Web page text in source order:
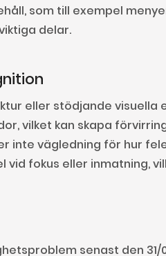
som till exempel
delar.
eller stödjande visuella
vilket kan skapa
inte vägledning för hur
fokus eller inmatning,
senast den 31/